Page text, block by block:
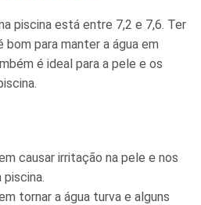
piscina está entre 7,2 e 7,6. Ter
para manter a água em
é ideal para a pele e os
causar irritação na pele e nos
tornar a água turva e alguns